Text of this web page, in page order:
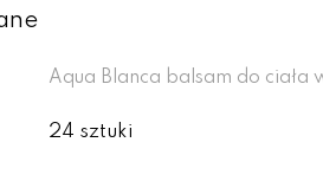
Aqua Blanca balsam do ciała
24 sztuki